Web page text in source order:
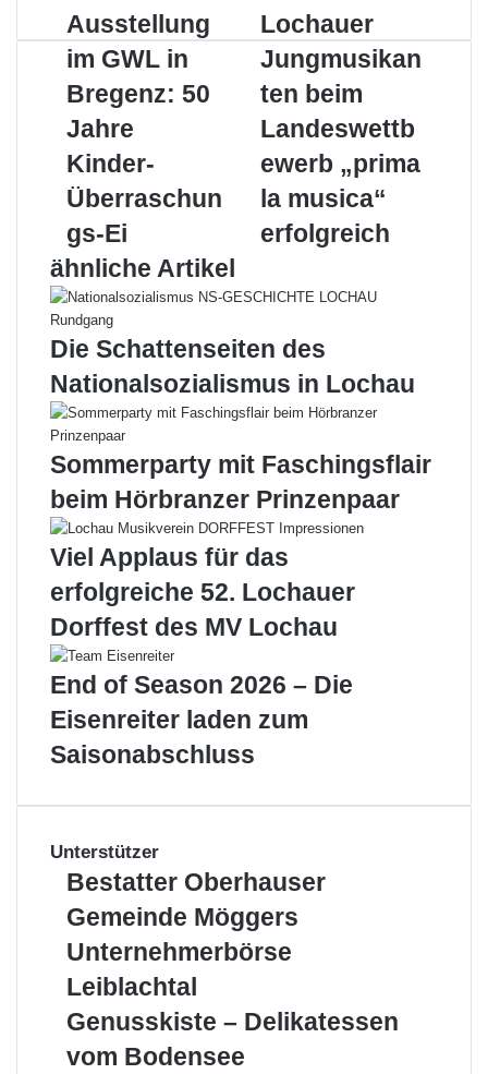
Ausstellung
im
GWL
in
Bregenz:
50
Jahre
Kinder-
Überraschungs-
Ausstellung
im GWL in
Bregenz: 50
Jahre
Kinder-
Überraschun
gs-Ei
Lochauer
Jungmusikanten
beim
Landeswettbewerb
la
musica“
erfolgreich
Lochauer
Jungmusikan
ten beim
Landeswettb
ewerb „prima
la musica“
erfolgreich
ähnliche Artikel
Die Schattenseiten des
Nationalsozialismus in Lochau
Sommerparty mit Faschingsflair
beim Hörbranzer Prinzenpaar
Viel Applaus für das
erfolgreiche 52. Lochauer
Dorffest des MV Lochau
End of Season 2026 – Die
Eisenreiter laden zum
Saisonabschluss
Unterstützer
Bestatter
Bestatter Oberhauser
Gemeinde
Gemeinde Möggers
Unternehmerbörse
Unternehmerbörse
Leiblachtal
Genusskiste
Delikatessen
Genusskiste – Delikatessen
vom Bodensee